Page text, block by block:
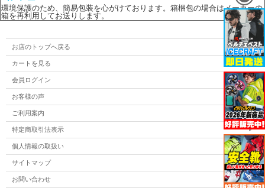
環境保護のため、簡易包装を心がけております。箱梱包の場合はメーカーの
箱を再利用してお送りします。
お店のトップへ戻る
カートを見る
会員ログイン
お客様の声
ご利用案内
特定商取引法表示
個人情報の取扱い
サイトマップ
お問い合わせ